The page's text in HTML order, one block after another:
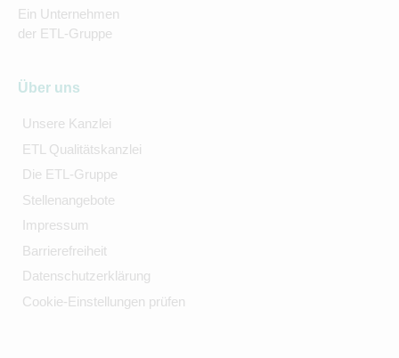
Ein Unternehmen
der ETL-Gruppe
Über uns
Unsere Kanzlei
ETL Qualitätskanzlei
Die ETL-Gruppe
Stellenangebote
Impressum
Barrierefreiheit
Datenschutzerklärung
Cookie-Einstellungen prüfen